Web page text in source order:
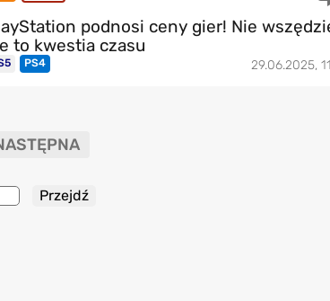
podnosi ceny gier! Nie
to kwestia czasu
PS4 29.06.2025,